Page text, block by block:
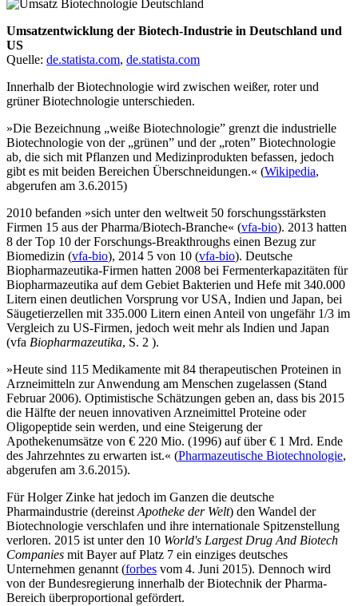
Umsatzentwicklung der Biotech-Industrie in Deutschland und
US
Quelle: de.statista.com, de.statista.com
Innerhalb der Biotechnologie wird zwischen weißer, roter und
grüner Biotechnologie unterschieden.
»Die Bezeichnung „weiße Biotechnologie” grenzt die industrielle
Biotechnologie von der „grünen” und der „roten” Biotechnologie
ab, die sich mit Pflanzen und Medizinprodukten befassen, jedoch
gibt es mit beiden Bereichen Überschneidungen.« (Wikipedia,
abgerufen am 3.6.2015)
2010 befanden »sich unter den weltweit 50 forschungsstärksten
Firmen 15 aus der Pharma/Biotech-Branche« (vfa-bio). 2013 hatten
8 der Top 10 der Forschungs-Breakthroughs einen Bezug zur
Biomedizin (vfa-bio), 2014 5 von 10 (vfa-bio). Deutsche
Biopharmazeutika-Firmen hatten 2008 bei Fermenterkapazitäten für
Biopharmazeutika auf dem Gebiet Bakterien und Hefe mit 340.000
Litern einen deutlichen Vorsprung vor USA, Indien und Japan, bei
Säugetierzellen mit 335.000 Litern einen Anteil von ungefähr 1/3 im
Vergleich zu US-Firmen, jedoch weit mehr als Indien und Japan
(vfa Biopharmazeutika, S. 2 ).
»Heute sind 115 Medikamente mit 84 therapeutischen Proteinen in
Arzneimitteln zur Anwendung am Menschen zugelassen (Stand
Februar 2006). Optimistische Schätzungen geben an, dass bis 2015
die Hälfte der neuen innovativen Arzneimittel Proteine oder
Oligopeptide sein werden, und eine Steigerung der
Apothekenumsätze von € 220 Mio. (1996) auf über € 1 Mrd. Ende
des Jahrzehntes zu erwarten ist.« (Pharmazeutische Biotechnologie,
abgerufen am 3.6.2015).
Für Holger Zinke hat jedoch im Ganzen die deutsche
Pharmaindustrie (dereinst Apotheke der Welt) den Wandel der
Biotechnologie verschlafen und ihre internationale Spitzenstellung
verloren. 2015 ist unter den 10 World's Largest Drug And Biotech
Companies mit Bayer auf Platz 7 ein einziges deutsches
Unternehmen genannt (forbes vom 4. Juni 2015). Dennoch wird
von der Bundesregierung innerhalb der Biotechnik der Pharma-
Bereich überproportional gefördert.